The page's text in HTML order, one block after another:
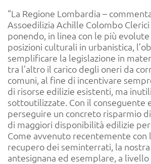
“La Regione Lombardia –
Assoedilizia Achille Colombo Clerici
ponendo, in linea con le più
posizioni culturali in urbanistica,
semplificare la legislazione in
tra l’altro il carico degli oneri da
comuni, al fine di incentivare
di risorse edilizie esistenti, ma
sottoutilizzate. Con il conseguente
perseguire un concreto risparmio
di maggiori disponibilità edilizie
Come avvenuto recentemente con
recupero dei seminterrati, la nostra
antesignana ed esemplare, a livello